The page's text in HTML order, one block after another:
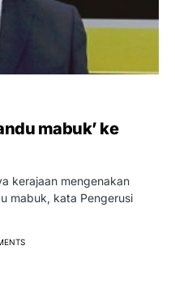
mabuk’ ke
kerajaan mengenakan
mabuk, kata Pengerusi